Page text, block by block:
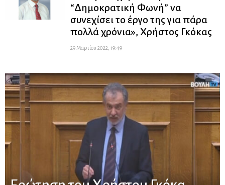
“Δημοκρατική Φωνή” να
συνεχίσει το έργο της για πάρα
πολλά χρόνια», Χρήστος Γκόκας
29 Μαρτίου 2022, 19:49